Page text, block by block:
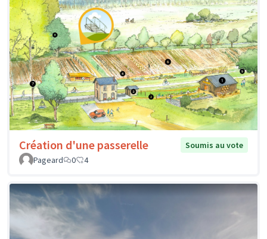
Création d'une passerelle
Soumis au vote
Pageard
0 4